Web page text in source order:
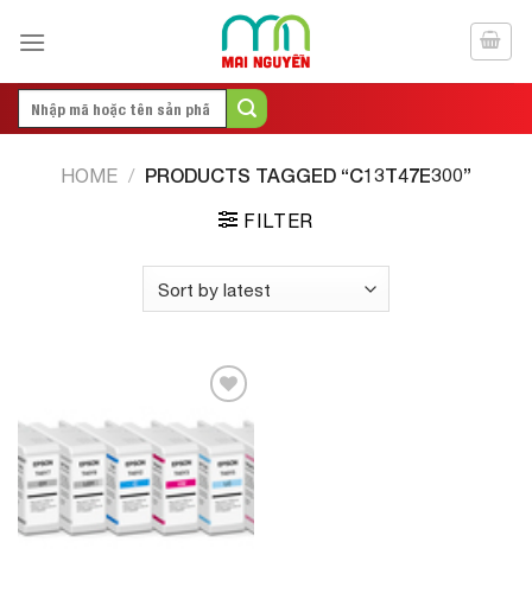
Search
HOME / PRODUCTS TAGGED “C13T47E300”
FILTER
Add to
Wishlist